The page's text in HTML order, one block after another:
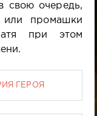
свою очередь,
или промашки
при этом
ГЕРОЯ